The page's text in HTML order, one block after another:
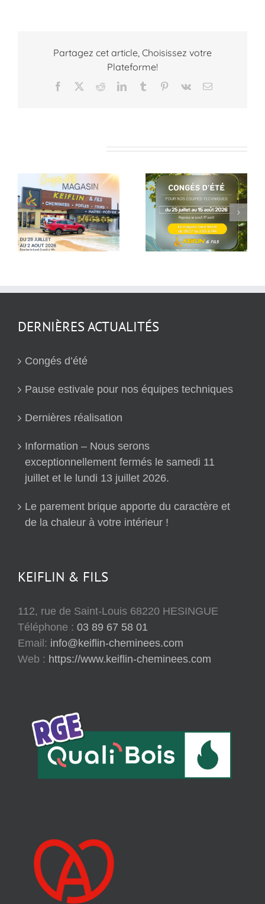
Partagez cet article, Choisissez votre
Plateforme!
Facebook RedditLinkedInTumblr Pinterest
Vk Email
Pause estivale
pour nos équipes
techniques
Dernières
réalisation
DERNIÈRES ACTUALITÉS
Congés d’été
Pause estivale pour nos équipes techniques
Dernières réalisation
Information – Nous serons
exceptionnellement fermés le samedi 11
juillet et le lundi 13 juillet 2026.
Le parement brique apporte du caractère et
de la chaleur à votre intérieur !
KEIFLIN & FILS
112, rue de Saint-Louis 68220 HESINGUE
Téléphone : 03 89 67 58 01
Email: info@keiflin-cheminees.com
Web : https://www.keiflin-cheminees.com